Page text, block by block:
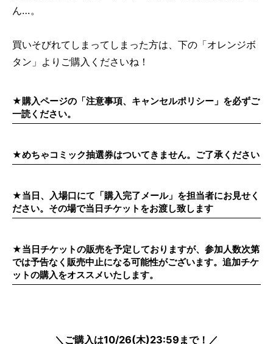
ん…。
買いそびれてしまってしまった方は、下の「オレンジボ
タン」よりご購入くださいね！
★購入ページの「注意事項、キャンセルポリシー」を必ずご
一読ください。
★めちゃコミック抽選券はついてきません。ご了承ください
★当日、入場口にて「購入完了メール」を担当者にお見せく
ださい。その場で当日チケットをお渡し致します
★当日チケットの販売を予定しておりますが、参加人数次第
では予告なく販売中止になる可能性がございます。追加チケ
ットの購入をオススメいたします。
＼ご購入は10/26(木)23:59まで！／